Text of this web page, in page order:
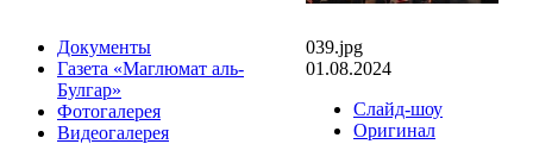
Документы
Газета «Маглюмат аль-
Булгар»
Фотогалерея
Видеогалерея
039.jpg
01.08.2024
Слайд-шоу
Оригинал